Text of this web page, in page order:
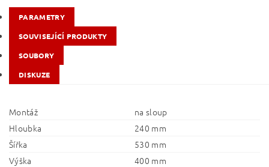
PARAMETRY
SOUVISEJÍCÍ PRODUKTY
SOUBORY
DISKUZE
Montáž
na sloup
Hloubka
240 mm
Šířka
530 mm
Výška
400 mm